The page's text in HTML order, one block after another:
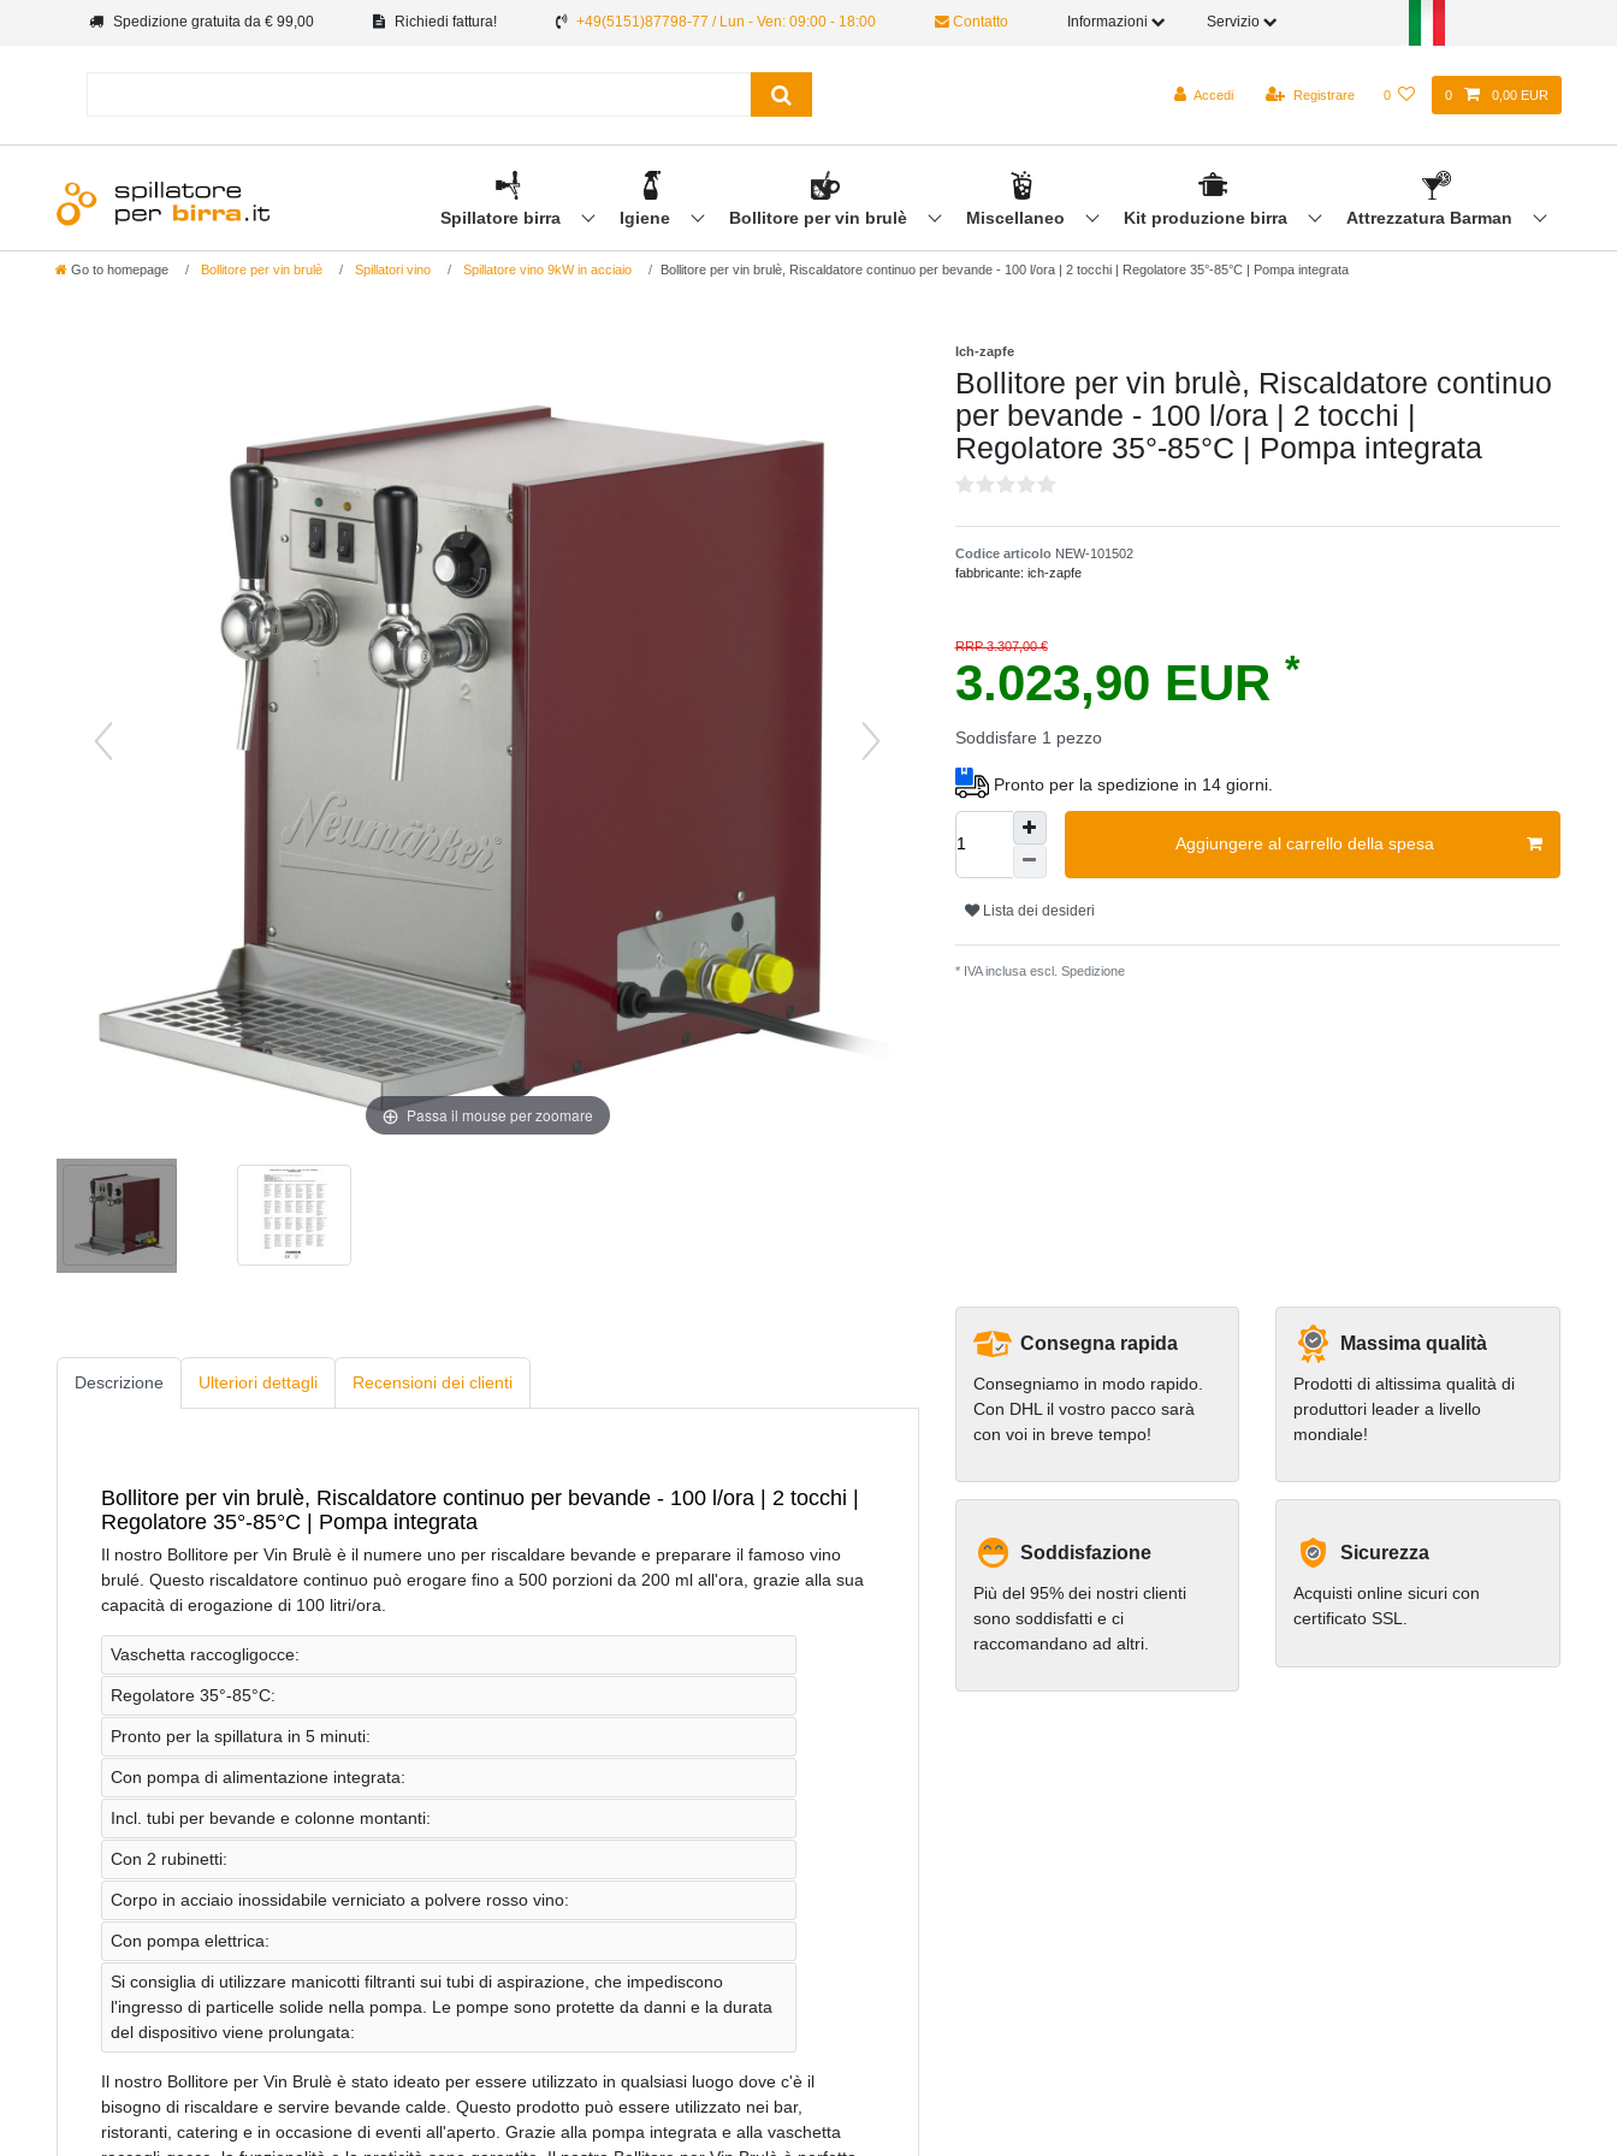
Spedizione gratuita da € 99,00 Richiedi fattura! +49(5151)87798-77 / Lun - Ven: 09:00 - 18:00 Contatto Informazioni Servizio
Accedi Registrare 0 0 0,00 EUR
Spillatore birra Igiene Bollitore per vin brulè Miscellaneo Kit produzione birra Attrezzatura Barman
Go to homepage Bollitore per vin brulè Spillatori vino Spillatore vino 9kW in acciaio Bollitore per vin brulè, Riscaldatore continuo per bevande - 100 l/ora | 2 tocchi | Regolatore 35°-85°C | Pompa integrata
Passa il mouse per zoomare
Ich-zapfe
Bollitore per vin brulè, Riscaldatore continuo
per bevande - 100 l/ora | 2 tocchi |
Regolatore 35°-85°C | Pompa integrata
Codice articolo NEW-101502
fabbricante: ich-zapfe
RRP 3.307,00 €
3.023,90 EUR *
Soddisfare 1 pezzo
Pronto per la spedizione in 14 giorni.
Aggiungere al carrello della spesa
Lista dei desideri
* IVA inclusa escl. Spedizione
Descrizione Ulteriori dettagli Recensioni dei clienti
Bollitore per vin brulè, Riscaldatore continuo per bevande - 100 l/ora | 2 tocchi |
Regolatore 35°-85°C | Pompa integrata
Il nostro Bollitore per Vin Brulè è il numere uno per riscaldare bevande e preparare il famoso vino
brulé. Questo riscaldatore continuo può erogare fino a 500 porzioni da 200 ml all'ora, grazie alla sua
capacità di erogazione di 100 litri/ora.
Vaschetta raccogligocce:
Regolatore 35°-85°C:
Pronto per la spillatura in 5 minuti:
Con pompa di alimentazione integrata:
Incl. tubi per bevande e colonne montanti:
Con 2 rubinetti:
Corpo in acciaio inossidabile verniciato a polvere rosso vino:
Con pompa elettrica:
Si consiglia di utilizzare manicotti filtranti sui tubi di aspirazione, che impediscono
l'ingresso di particelle solide nella pompa. Le pompe sono protette da danni e la durata
del dispositivo viene prolungata:
Il nostro Bollitore per Vin Brulè è stato ideato per essere utilizzato in qualsiasi luogo dove c'è il
bisogno di riscaldare e servire bevande calde. Questo prodotto può essere utilizzato nei bar,
ristoranti, catering e in occasione di eventi all'aperto. Grazie alla pompa integrata e alla vaschetta
Consegna rapida
Consegniamo in modo rapido.
Con DHL il vostro pacco sarà
con voi in breve tempo!
Massima qualità
Prodotti di altissima qualità di
produttori leader a livello
mondiale!
Soddisfazione
Più del 95% dei nostri clienti
sono soddisfatti e ci
raccomandano ad altri.
Sicurezza
Acquisti online sicuri con
certificato SSL.